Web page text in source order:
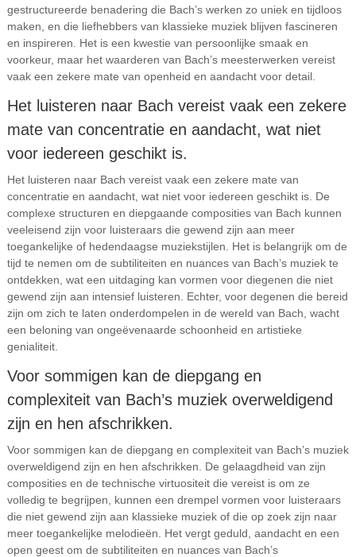
gestructureerde benadering die Bach’s werken zo uniek en tijdloos
maken, en die liefhebbers van klassieke muziek blijven fascineren
en inspireren. Het is een kwestie van persoonlijke smaak en
voorkeur, maar het waarderen van Bach’s meesterwerken vereist
vaak een zekere mate van openheid en aandacht voor detail.
Het luisteren naar Bach vereist vaak een zekere
mate van concentratie en aandacht, wat niet
voor iedereen geschikt is.
Het luisteren naar Bach vereist vaak een zekere mate van
concentratie en aandacht, wat niet voor iedereen geschikt is. De
complexe structuren en diepgaande composities van Bach kunnen
veeleisend zijn voor luisteraars die gewend zijn aan meer
toegankelijke of hedendaagse muziekstijlen. Het is belangrijk om de
tijd te nemen om de subtiliteiten en nuances van Bach’s muziek te
ontdekken, wat een uitdaging kan vormen voor diegenen die niet
gewend zijn aan intensief luisteren. Echter, voor degenen die bereid
zijn om zich te laten onderdompelen in de wereld van Bach, wacht
een beloning van ongeëvenaarde schoonheid en artistieke
genialiteit.
Voor sommigen kan de diepgang en
complexiteit van Bach’s muziek overweldigend
zijn en hen afschrikken.
Voor sommigen kan de diepgang en complexiteit van Bach’s muziek
overweldigend zijn en hen afschrikken. De gelaagdheid van zijn
composities en de technische virtuositeit die vereist is om ze
volledig te begrijpen, kunnen een drempel vormen voor luisteraars
die niet gewend zijn aan klassieke muziek of die op zoek zijn naar
meer toegankelijke melodieën. Het vergt geduld, aandacht en een
open geest om de subtiliteiten en nuances van Bach’s